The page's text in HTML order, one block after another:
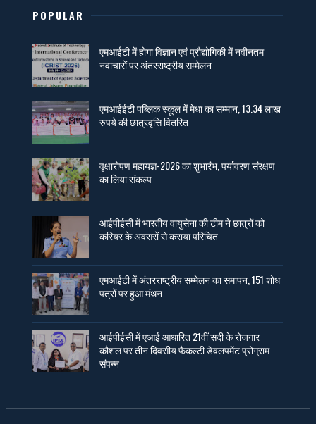
POPULAR
एमआईटी में होगा विज्ञान एवं प्रौद्योगिकी में नवीनतम
नवाचारों पर अंतरराष्ट्रीय सम्मेलन
एमआईईटी पब्लिक स्कूल में मेधा का सम्मान, 13.34 लाख
रुपये की छात्रवृत्ति वितरित
वृक्षारोपण महायज्ञ-2026 का शुभारंभ, पर्यावरण संरक्षण
का लिया संकल्प
आईपीईसी में भारतीय वायुसेना की टीम ने छात्रों को
करियर के अवसरों से कराया परिचित
एमआईटी में अंतरराष्ट्रीय सम्मेलन का समापन, 151 शोध
पत्रों पर हुआ मंथन
आईपीईसी में एआई आधारित 21वीं सदी के रोजगार
कौशल पर तीन दिवसीय फैकल्टी डेवलपमेंट प्रोग्राम
संपन्न